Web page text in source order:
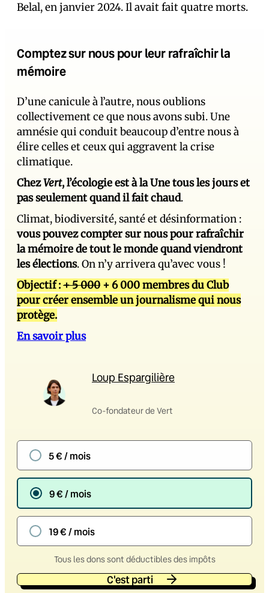
Belal, en janvier 2024. Il avait fait quatre morts.
Comptez sur nous pour leur rafraîchir la
mémoire
D’une canicule à l’autre, nous oublions
collectivement ce que nous avons subi. Une
amnésie qui conduit beaucoup d’entre nous à
élire celles et ceux qui aggravent la crise
climatique.
ChezVert, l’écologie est à la Une tous les jours et
pas seulement quand il fait chaud.
Climat, biodiversité, santé et désinformation :
vous pouvez compter sur nous pour rafraîchir
la mémoire de tout le monde quand viendront
les élections. On n’y arrivera qu’avec vous !
Objectif :+ 5 000 + 6 000 membres du Club
pour créer ensemble un journalisme qui nous
protège.
En savoir plus
Loup Espargilière
Co-fondateur de Vert
5 € / mois
9 € / mois
19 € / mois
Tous les dons sont déductibles des impôts
C'est parti